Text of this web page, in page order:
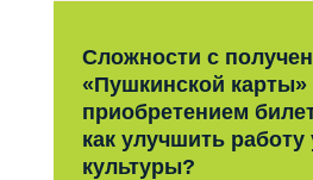
Сложности с
«Пушкинской карты»
приобретением
как улучшить
культуры?